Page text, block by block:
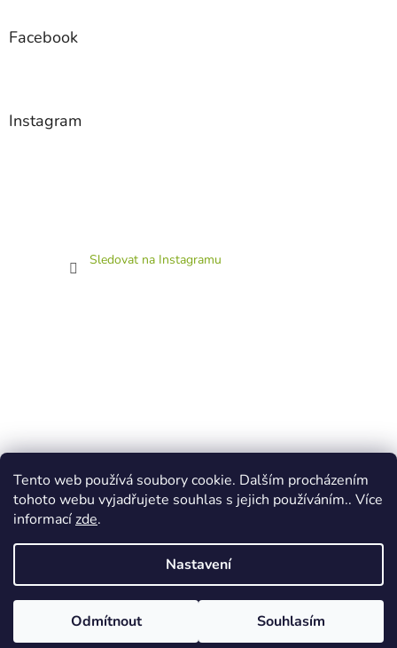
Tento web používá soubory cookie. Dalším procházením
tohoto webu vyjadřujete souhlas s jejich používáním.. Více
informacízde.
Nastavení
Odmítnout Souhlasím
Ke každé objednávce přidáme zdarma pexeso Léto v pdf. Při nákupu
Facebook
Instagram
Sledovat na Instagramu
Vytvořil Shoptet
Copyright 2026Atelier V lese . Všechna práva vyhrazena.